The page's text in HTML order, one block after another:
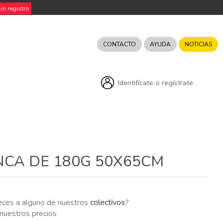
registro
CONTACTO AYUDA NOTICIAS
Identifícate o regístrate
DE 180G 50X65CM
a alguno de nuestroscolectivos?
precios